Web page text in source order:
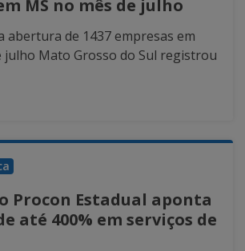
MS no mês de julho
abertura de 1437 empresas em
julho Mato Grosso do Sul registrou
Procon Estadual aponta
até 400% em serviços de